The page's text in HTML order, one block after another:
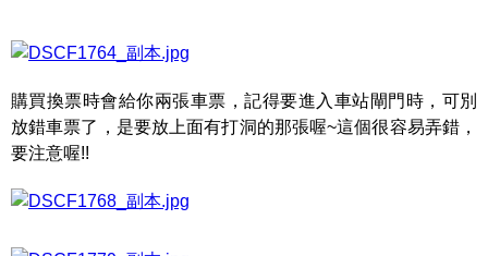
購買換票時會給你兩張車票，記得要進入車站閘門時，可別
放錯車票了，是要放上面有打洞的那張喔~這個很容易弄錯，
要注意喔!!